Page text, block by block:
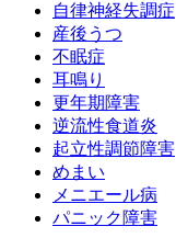
自律神経失調症
産後うつ
不眠症
耳鳴り
更年期障害
逆流性食道炎
起立性調節障害
めまい
メニエール病
パニック障害